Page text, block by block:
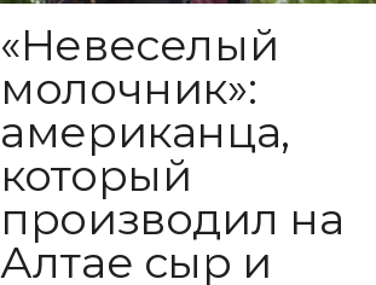
«Невеселый
молочник»:
американца,
который
производил на
Алтае сыр и